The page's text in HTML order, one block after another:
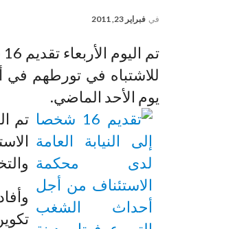
في فبراير 23, 2011
للاشتباه في تورطهم في
يوم الأحد الماضي.